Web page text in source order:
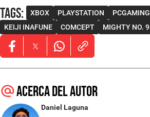
Tags: XBOX PLAYSTATION PCGAMING
KEIJI INAFUNE
COMCEPT MIGHTY NO. 9
Opens in new window
Opens in new window
Opens in new window
Acerca del autor
Daniel Laguna